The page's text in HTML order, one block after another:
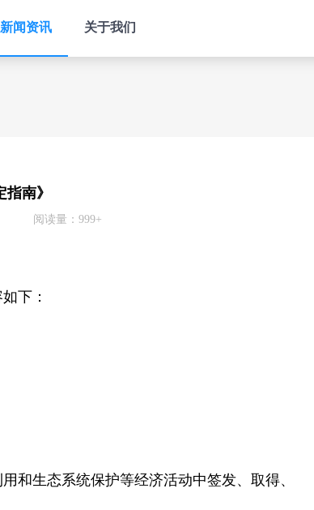
新闻资讯 关于我们
南》
阅读量：999+
下：
和生态系统保护等经济活动中签发、取得、